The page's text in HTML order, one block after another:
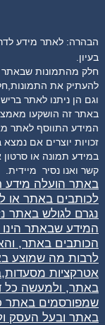
הבהרה: לאתר מידע
בעיון.
להעתיק את
וגם הן ניתנו לאתר
באתר זה הושקעו
המידע התווסף לאתר
זכויות יוצרים אם
במידע תמונה או
קשר ואנו נסיר מיידית.
באתר הועלה מידע
לכותבים באתר או
נגרם לגולש באתר
המידע שבאתר הינו
הכותבים באתר,
לרבות מה שמוצע
אטרקציות
באתר, ולמעשה כל
שמפורסמים באתר
באתר ובעל העסק